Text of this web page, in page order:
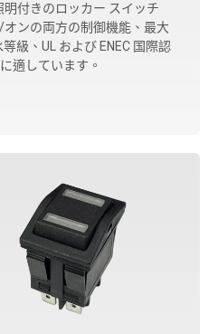
明付きのロッカー スイッチ
ンの両方の制御機能、最大
級、UL および ENEC 国際認
適しています。